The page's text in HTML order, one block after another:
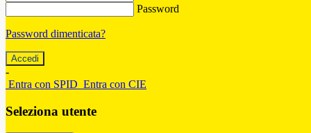
Password
Password dimenticata?
-
Entra con SPID Entra con CIE
Seleziona utente